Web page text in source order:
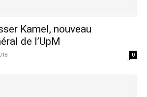
Kamel, nouveau
de l’UpM
0